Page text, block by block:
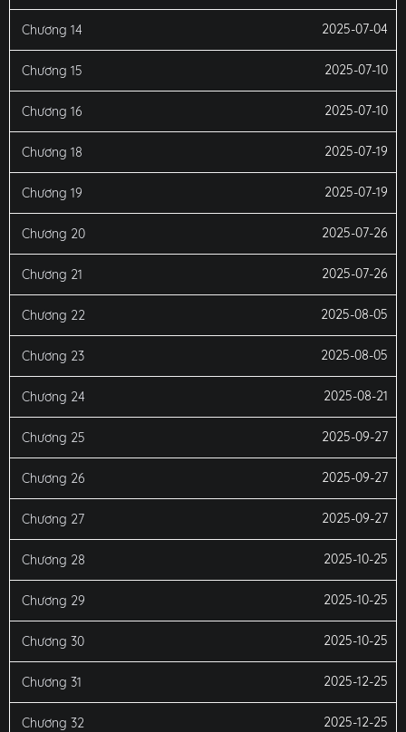
Chương 14 2025-07-04
Chương 15 2025-07-10
Chương 16 2025-07-10
Chương 18 2025-07-19
Chương 19 2025-07-19
Chương 20 2025-07-26
Chương 21 2025-07-26
Chương 22 2025-08-05
Chương 23 2025-08-05
Chương 24 2025-08-21
Chương 25 2025-09-27
Chương 26 2025-09-27
Chương 27 2025-09-27
Chương 28 2025-10-25
Chương 29 2025-10-25
Chương 30 2025-10-25
Chương 31 2025-12-25
Chương 32 2025-12-25